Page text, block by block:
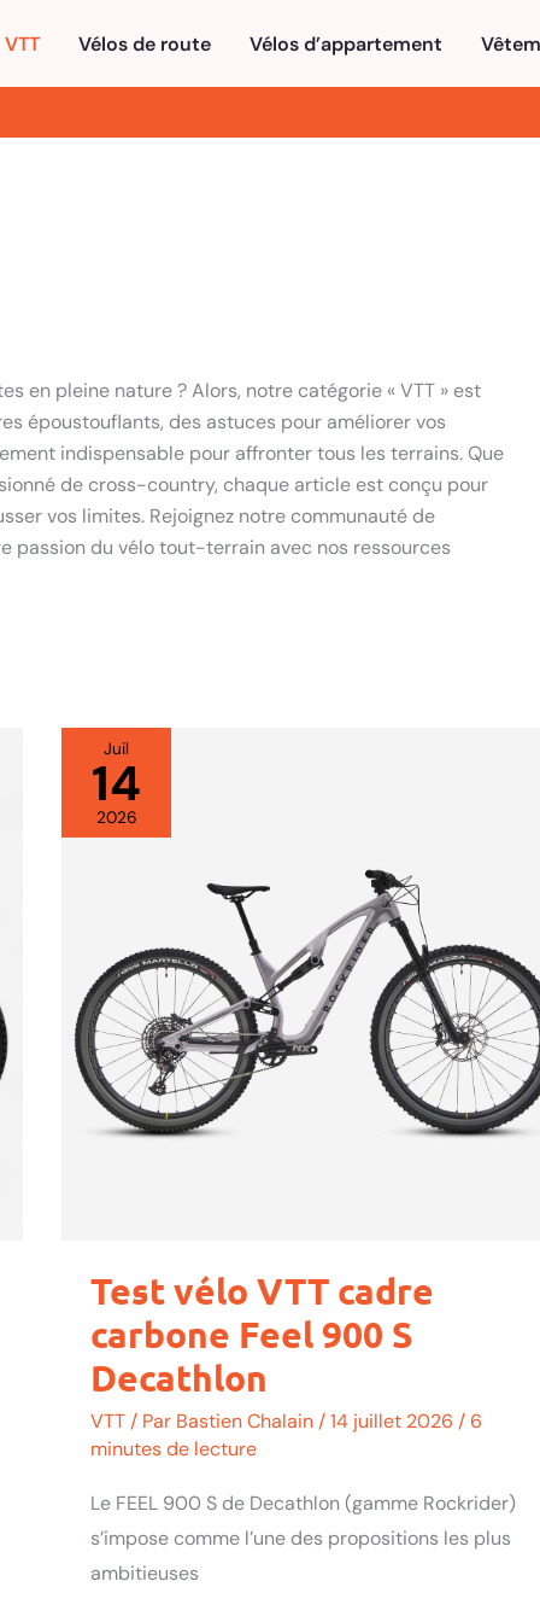
VTT Vélos de route Vélos d’appartement
en pleine nature ? Alors, notre catégorie « VTT » est
époustouflants, des astuces pour améliorer vos
indispensable pour affronter tous les terrains. Que
de cross-country, chaque article est conçu pour
vos limites. Rejoignez notre communauté de
passion du vélo tout-terrain avec nos ressources
Juil
14
2026
Test vélo VTT cadre
carbone Feel 900 S
Decathlon
VTT / Par Bastien Chalain /14 juillet 2026 / 6
minutes de lecture
Le FEEL 900 S de Decathlon (gamme Rockrider)
s’impose comme l’une des propositions les plus
ambitieuses
Test
vélo
VTT
S
Decathlon